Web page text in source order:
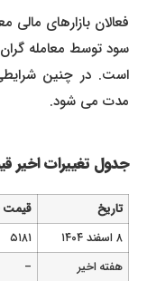
فعالان بازارهای مالی
سود توسط معامله گران
است. در چنین شرایطی،
مدت می شود.
جدول تغییرات اخیر
تاریخ قیمت
۵۱۸۱
هفته اخیر